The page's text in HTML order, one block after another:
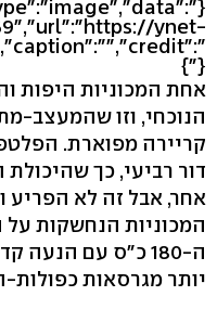
ynet-
"}}
אחת המכוניות היפות
הנוכחי, וזו שהמעצב-
קריירה מפוארת.
דור רביעי, כך
אחר, אבל זה לא הפריע
המכוניות הנחשקות
ה-180 כ"ס עם
יותר מגרסאות כפולות-הנעה